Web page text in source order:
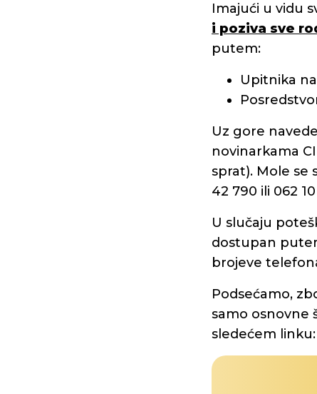
Imajući u vidu
i poziva sve
putem:
Upitnika
Uz gore
novinarkama
sprat). Mole se
42 790 ili 062
U slučaju
dostupan
brojeve
Podsećamo,
samo osnovne
sledećem linku: